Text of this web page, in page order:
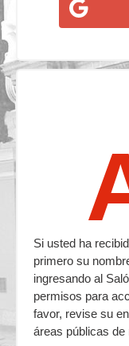
Si usted ha
primero su
ingresando al
permisos para
favor, revise su
áreas públicas